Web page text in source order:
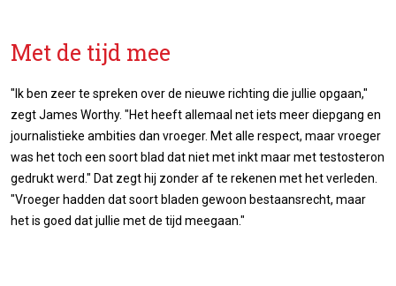
Met de tijd mee
"Ik ben zeer te spreken over de nieuwe richting die jullie opgaan,"
zegt James Worthy. "Het heeft allemaal net iets meer diepgang en
journalistieke ambities dan vroeger. Met alle respect, maar vroeger
was het toch een soort blad dat niet met inkt maar met testosteron
gedrukt werd." Dat zegt hij zonder af te rekenen met het verleden.
"Vroeger hadden dat soort bladen gewoon bestaansrecht, maar
het is goed dat jullie met de tijd meegaan."